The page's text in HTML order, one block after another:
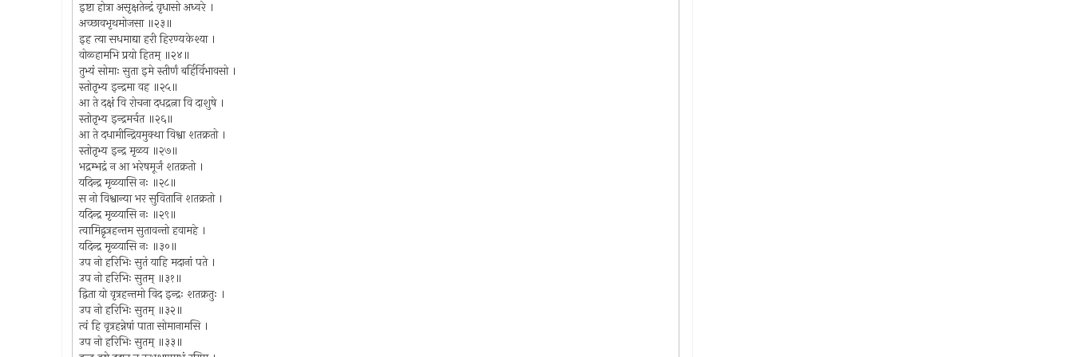
इष्टा होत्रा असृक्षतेन्द्रं वृधासो अध्वरे ।
अच्छावभृथमोजसा ॥२३॥
इह त्या सधमाद्या हरी हिरण्यकेश्या ।
वोळ्हामभि प्रयो हितम् ॥२४॥
तुभ्यं सोमाः सुता इमे स्तीर्णं बर्हिर्विभावसो ।
स्तोतृभ्य इन्द्रमा वह ॥२५॥
आ ते दक्षं वि रोचना दधद्रत्ना वि दाशुषे ।
स्तोतृभ्य इन्द्रमर्चत ॥२६॥
आ ते दधामीन्द्रियमुक्था विश्वा शतक्रतो ।
स्तोतृभ्य इन्द्र मृळय ॥२७॥
भद्रम्भद्रं न आ भरेषमूर्जं शतक्रतो ।
यदिन्द्र मृळयासि नः ॥२८॥
स नो विश्वान्या भर सुवितानि शतक्रतो ।
यदिन्द्र मृळयासि नः ॥२९॥
त्वामिद्वृत्रहन्तम सुतावन्तो हवामहे ।
यदिन्द्र मृळयासि नः ॥३०॥
उप नो हरिभिः सुतं याहि मदानां पते ।
उप नो हरिभिः सुतम् ॥३१॥
द्विता यो वृत्रहन्तमो विद इन्द्रः शतक्रतुः ।
उप नो हरिभिः सुतम् ॥३२॥
त्वं हि वृत्रहन्नेषां पाता सोमानामसि ।
उप नो हरिभिः सुतम् ॥३३॥